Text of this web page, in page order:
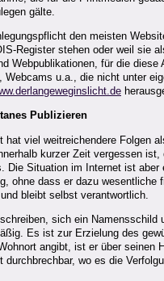
gälte.
den meisten
Register stehen oder weil
Webpublikationen, für die
u.a., die nicht unter
Publizieren
hat viel weitreichendere Folgen
kurzer Zeit vergessen
Die Situation im Internet ist
ohne dass er dazu
bleibt selbst verantwortlich.
sich ein
Es ist zur Erzielung des
angibt, ist er über
durchbrechbar, wo es die